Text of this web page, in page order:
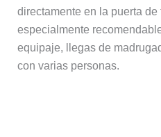
directamente en la puerta
especialmente
equipaje, llegas de
con varias personas.